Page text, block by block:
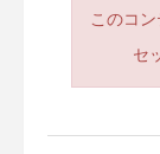
このコ
セ